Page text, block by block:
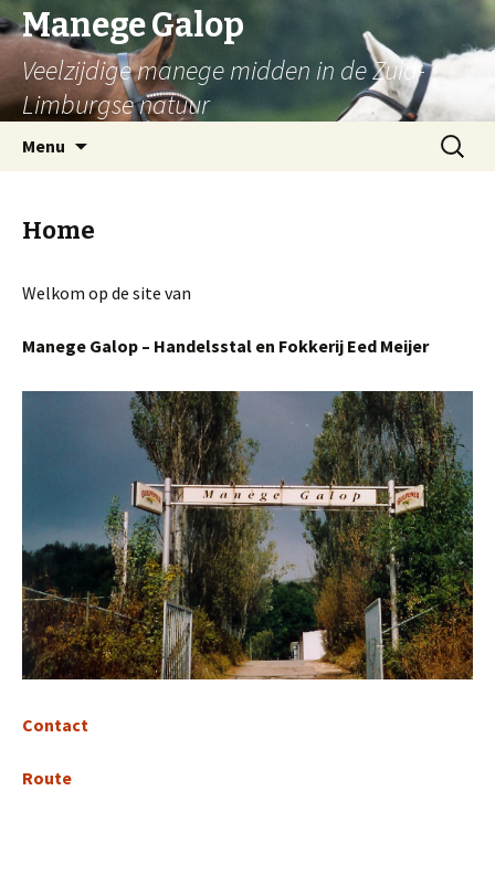
Manege Galop
Veelzijdige manege midden in de Zuid-
Limburgse natuur
Menu
Zoeken
naar:
Home
Welkom op de site van
Manege Galop – Handelsstal en Fokkerij Eed Meijer
Contact
Route